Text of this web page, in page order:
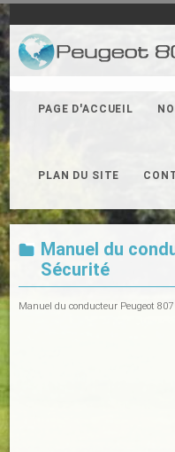
PAGE D'ACCUEIL
PLAN DU SITE
Manuel du
Sécurité
Manuel du conducteur Peugeot 807